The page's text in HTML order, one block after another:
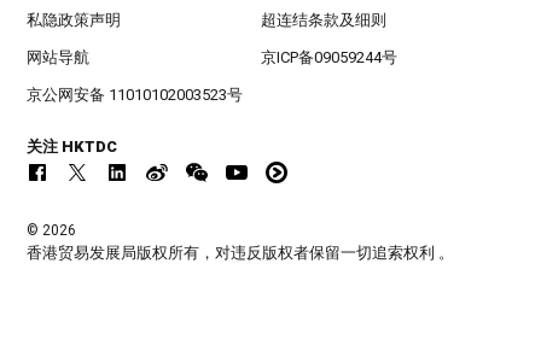
私隐政策声明 超连结条款及细则
网站导航 京ICP备09059244号
京公网安备 11010102003523号
关注 HKTDC
© 2026
香港贸易发展局版权所有，对违反版权者保留一切追索权利 。